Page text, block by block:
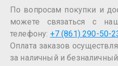
По вопросам покупки и
можете связаться с
телефону: +7 (861) 290-50-
Оплата заказов
за наличный и